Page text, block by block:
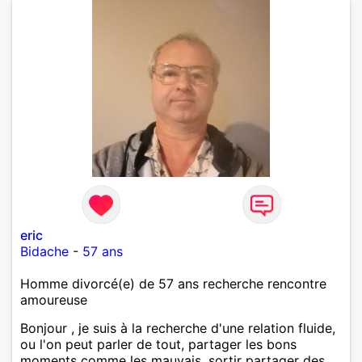
eric
Bidache - 57 ans
Homme divorcé(e) de 57 ans recherche rencontre
amoureuse
Bonjour , je suis à la recherche d'une relation fluide,
ou l'on peut parler de tout, partager les bons